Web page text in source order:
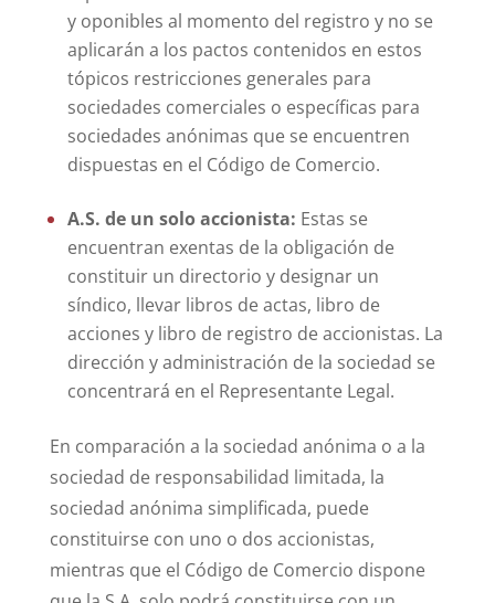
y oponibles al momento del registro y no se
aplicarán a los pactos contenidos en estos
tópicos restricciones generales para
sociedades comerciales o específicas para
sociedades anónimas que se encuentren
dispuestas en el Código de Comercio.
A.S. de un solo accionista: Estas se
encuentran exentas de la obligación de
constituir un directorio y designar un
síndico, llevar libros de actas, libro de
acciones y libro de registro de accionistas. La
dirección y administración de la sociedad se
concentrará en el Representante Legal.
En comparación a la sociedad anónima o a la
sociedad de responsabilidad limitada, la
sociedad anónima simplificada, puede
constituirse con uno o dos accionistas,
mientras que el Código de Comercio dispone